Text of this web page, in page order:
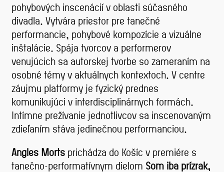
pohybových inscenácií v oblasti súčasného
divadla. Vytvára priestor pre tanečné
performancie, pohybové kompozície a vizuálne
inštalácie. Spája tvorcov a performerov
venujúcich sa autorskej tvorbe so zameraním na
osobné témy v aktuálnych kontextoch. V centre
záujmu platformy je fyzický prednes
komunikujúci v interdisciplinárnych formách.
Intímne prežívanie jednotlivcov sa inscenovaným
zdieľaním stáva jedinečnou performanciou.
Angles Morts prichádza do Košíc v premiére s
tanečno-performatívnym dielom Som iba prízrak,